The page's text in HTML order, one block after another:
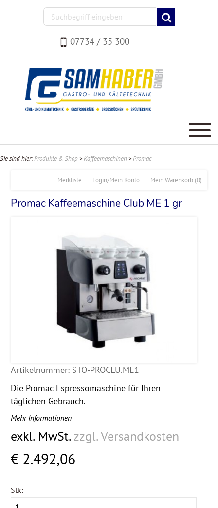
07734 / 35 300
Sie sind hier:Produkte & Shop >Kaffeemaschinen >Promac
Mein Warenkorb (0)
Login/Mein Konto
Merkliste
Promac Kaffeemaschine Club ME 1 gr
Artikelnummer: STÖ-PROCLU.ME1
Die Promac Espressomaschine für Ihren
täglichen Gebrauch.
Mehr Informationen
exkl. MwSt.zzgl. Versandkosten
€ 2.492,06
Stk: